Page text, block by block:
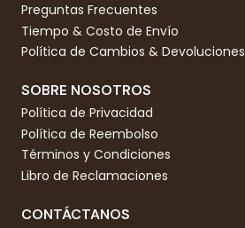
Preguntas Frecuentes
Tiempo & Costo de Envío
Política de Cambios & Devoluciones
SOBRE NOSOTROS
Política de Privacidad
Política de Reembolso
Términos y Condiciones
Libro de Reclamaciones
CONTÁCTANOS